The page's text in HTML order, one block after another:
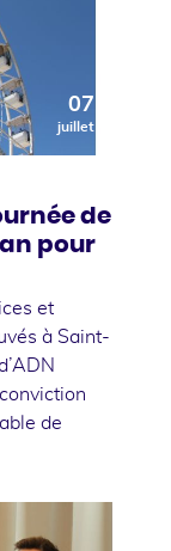
07
juillet
de
pour
et
à Saint-
de